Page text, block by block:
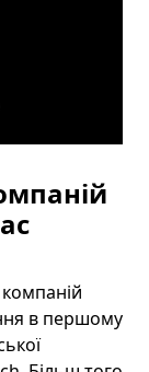
в першому